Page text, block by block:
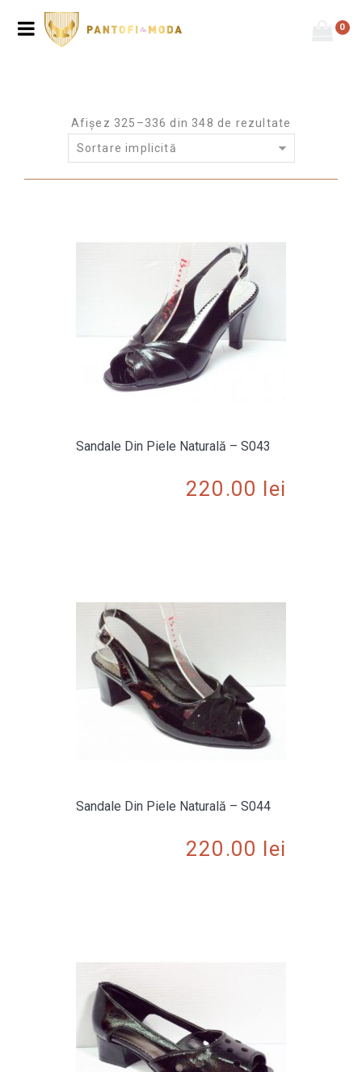
0
Marime produs/40/Pagina 28
Afișez 325–336 din 348 de rezultate
Sortare implicită
Sandale Din Piele Naturală – S043
220.00 lei
Sandale Din Piele Naturală – S044
220.00 lei